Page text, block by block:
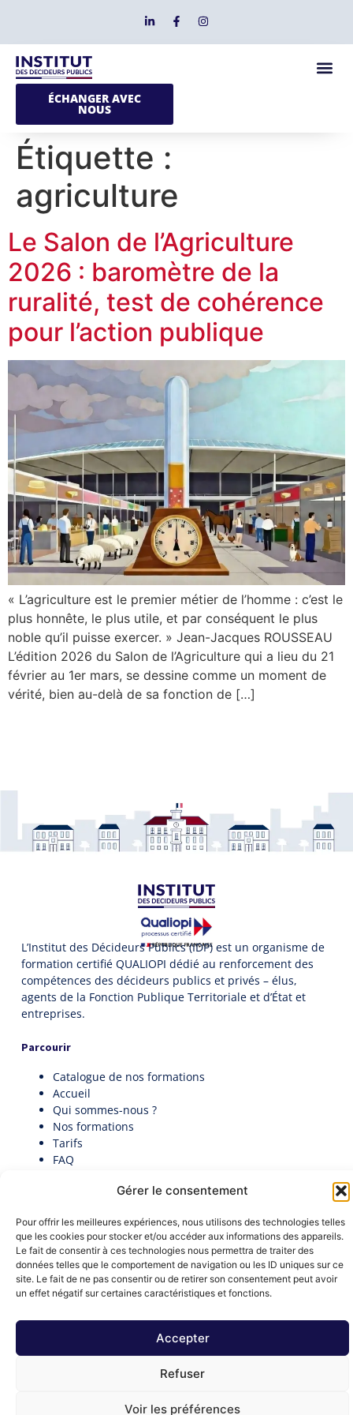
Gérer le consentement
Pour offrir les meilleures expériences, nous utilisons des technologies telles
que les cookies pour stocker et/ou accéder aux informations des appareils.
Le fait de consentir à ces technologies nous permettra de traiter des
données telles que le comportement de navigation ou les ID uniques sur ce
site. Le fait de ne pas consentir ou de retirer son consentement peut avoir
un effet négatif sur certaines caractéristiques et fonctions.
Accepter
Refuser
Voir les préférences
ÉCHANGER AVEC
NOUS
Étiquette :
agriculture
Le Salon de l’Agriculture
2026 : baromètre de la
ruralité, test de cohérence
pour l’action publique
« L’agriculture est le premier métier de l’homme : c’est le
plus honnête, le plus utile, et par conséquent le plus
noble qu’il puisse exercer. » Jean-Jacques ROUSSEAU
L’édition 2026 du Salon de l’Agriculture qui a lieu du 21
février au 1er mars, se dessine comme un moment de
vérité, bien au-delà de sa fonction de […]
L’Institut des Décideurs Publics (IDP) est un organisme de
formation certifié QUALIOPI dédié au renforcement des
compétences des décideurs publics et privés – élus,
agents de la Fonction Publique Territoriale et d’État et
entreprises.
Parcourir
Catalogue de nos formations
Accueil
Qui sommes-nous ?
Nos formations
Tarifs
FAQ
Candidatez au premier Palmarès des Directeurs
Généraux en collectivité​
Documentation
Nous contacter
contact@institut-decideurs-publics.fr
1 RUE DU CENTRE 93160 NOISY-LE-GRAND
Formulaire de contact
Mentions légales
Ⓒ 2026 - All Rights Are Reserved